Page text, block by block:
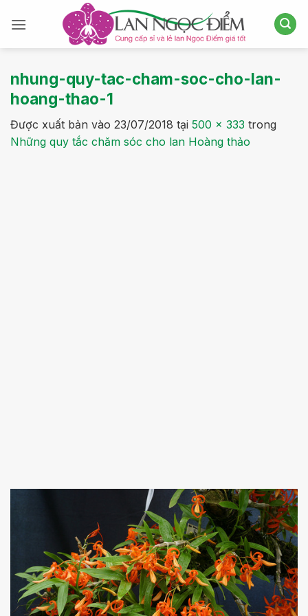
qua
nhung-quy-tac-cham-soc-cho-lan-
hoang-thao-1
Được xuất bản vào 23/07/2018 tại 500 × 333 trong
Những quy tắc chăm sóc cho lan Hoàng thảo